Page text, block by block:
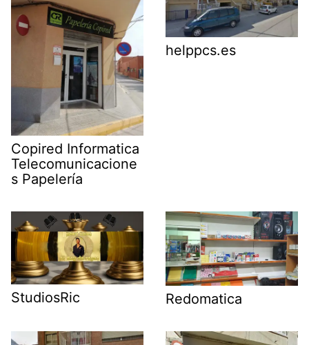
Copired Informatica
Telecomunicacione
s Papelería
helppcs.es
StudiosRic Redomatica